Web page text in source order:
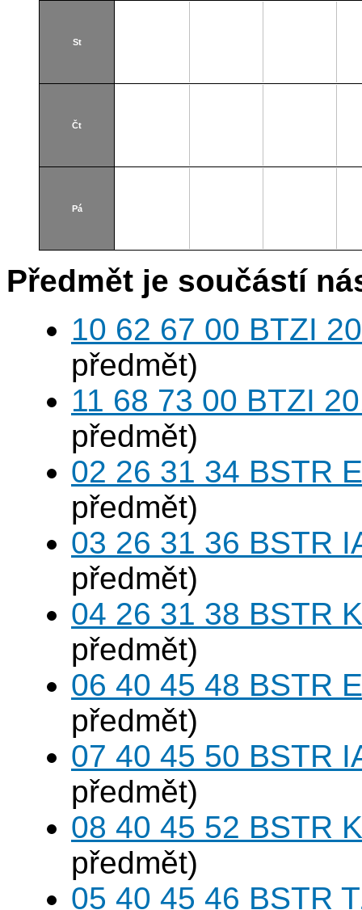
St
Čt
Pá
Předmět je součástí
10 62 67 00 BTZI
předmět)
11 68 73 00 BTZI
předmět)
02 26 31 34 BSTR
předmět)
03 26 31 36 BSTR
předmět)
04 26 31 38 BSTR
předmět)
06 40 45 48 BSTR
předmět)
07 40 45 50 BSTR
předmět)
08 40 45 52 BSTR
předmět)
05 40 45 46 BSTR